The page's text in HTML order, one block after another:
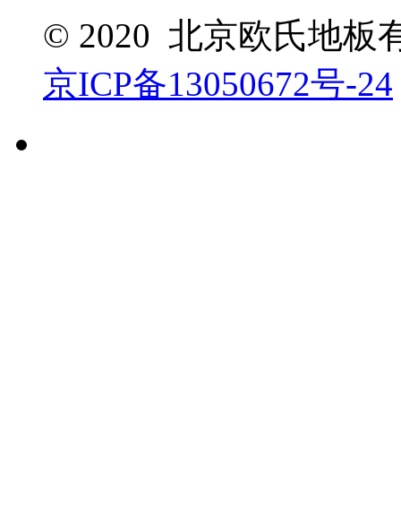
© 2020 北京欧氏地板
京ICP备13050672号-24